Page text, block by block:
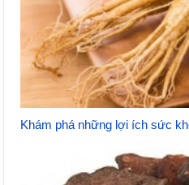
Khám phá những lợi ích sức